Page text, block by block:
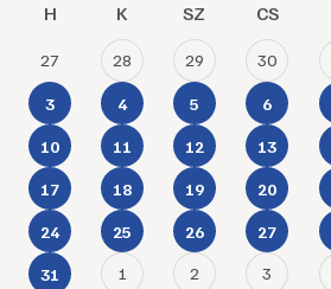
H K SZ CS
27 28 29 30
3 4 5 6
10 11 12 13
17 18 19 20
24 25 26 27
31 1 2 3